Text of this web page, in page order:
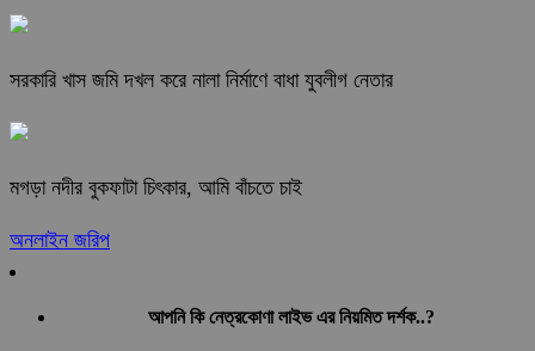
সরকারি খাস জমি দখল করে নালা নির্মাণে বাধা যুবলীগ নেতার
মগড়া নদীর বুকফাটা চিৎকার, আমি বাঁচতে চাই
অনলাইন জরিপ
আপনি কি নেত্রকোণা লাইভ এর নিয়মিত দর্শক..?